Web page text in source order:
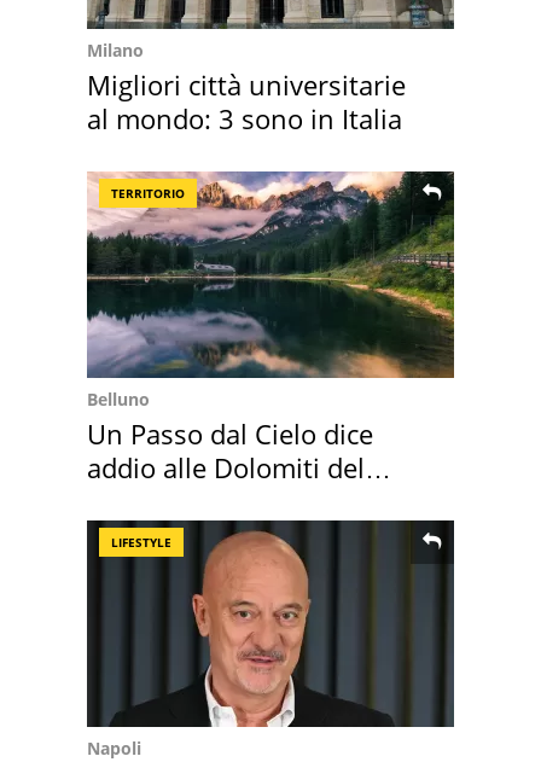
Milano
Migliori città universitarie
al mondo: 3 sono in Italia
TERRITORIO
Belluno
Un Passo dal Cielo dice
addio alle Dolomiti del
LIFESTYLE
Napoli